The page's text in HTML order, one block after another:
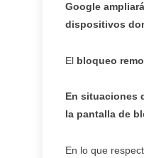
Google
dispositivos
El bloqueo
En situaciones
la pantalla de
En lo que